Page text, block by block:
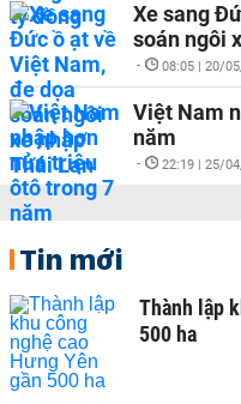
Xe sang
soán ngôi
- 08:05 | 20/
Việt Nam
năm
- 22:19 | 25/
Tin mới
Thành lập
500 ha